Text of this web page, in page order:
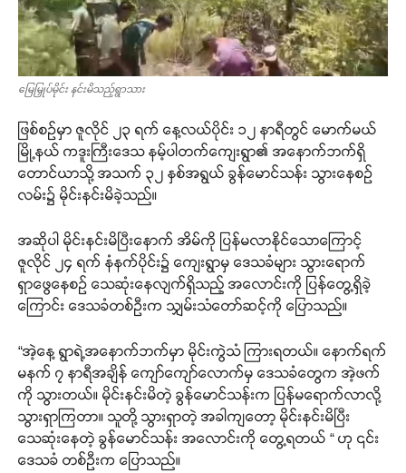
မြေမြှုပ်မိုင်း နင်းမိသည့်ရွာသား
ဖြစ်စဉ်မှာ ဇူလိုင် ၂၃ ရက် နေ့လယ်ပိုင်း ၁၂ နာရီတွင် မောက်မယ်
မြို့နယ် ကဒူးကြီးဒေသ နမ့်ပါတက်ကျေးရွာ၏ အနောက်ဘက်ရှိ
တောင်ယာသို့ အသက် ၃၂ နှစ်အရွယ် ခွန်မောင်သန်း သွားနေစဉ်
လမ်း၌ မိုင်းနင်းမိခဲ့သည်။
အဆိုပါ မိုင်းနင်းမိပြီးနောက် အိမ်ကို ပြန်မလာနိုင်သောကြောင့်
ဇူလိုင် ၂၄ ရက် နံနက်ပိုင်း၌ ကျေးရွာမှ ဒေသခံများ သွားရောက်
ရှာဖွေနေစဉ် သေဆုံးနေလျက်ရှိသည့် အလောင်းကို ပြန်တွေ့ရှိခဲ့
ကြောင်း ဒေသခံတစ်ဦးက သျှမ်းသံတော်ဆင့်ကို ပြောသည်။
“အဲ့နေ့ ရွာရဲ့အနောက်ဘက်မှာ မိုင်းကွဲသံ ကြားရတယ်။ နောက်ရက်
မနက် ၇ နာရီအချိန် ကျော်ကျော်လောက်မှ ဒေသခံတွေက အဲ့ဖက်
ကို သွားတယ်။ မိုင်းနင်းမိတဲ့ ခွန်မောင်သန်းက ပြန်မရောက်လာလို့
သွားရှာကြတာ။ သူတို့ သွားရှာတဲ့ အခါကျတော့ မိုင်းနင်းမိပြီး
သေဆုံးနေတဲ့ ခွန်မောင်သန်း အလောင်းကို တွေ့ရတယ် “ ဟု ၎င်း
ဒေသခံ တစ်ဦးက ပြောသည်။